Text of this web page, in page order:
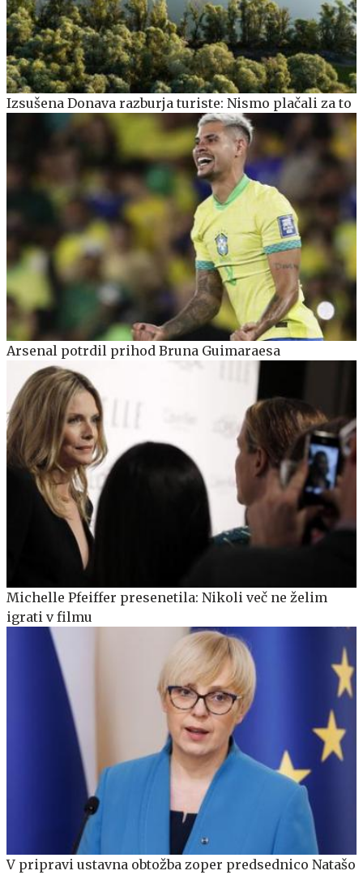
Izsušena Donava razburja turiste: Nismo plačali za to
Arsenal potrdil prihod Bruna Guimaraesa
Michelle Pfeiffer presenetila: Nikoli več ne želim
igrati v filmu
V pripravi ustavna obtožba zoper predsednico Natašo